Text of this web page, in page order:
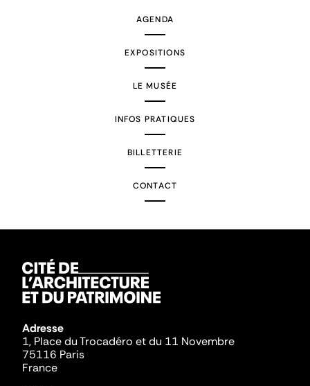
AGENDA
EXPOSITIONS
LE MUSÉE
INFOS PRATIQUES
BILLETTERIE
CONTACT
Adresse
1, Place du Trocadéro et du 11 Novembre
75116 Paris
France